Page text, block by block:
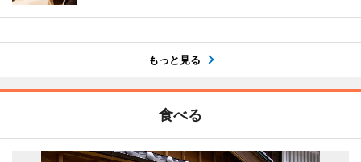
もっと見る
食べる